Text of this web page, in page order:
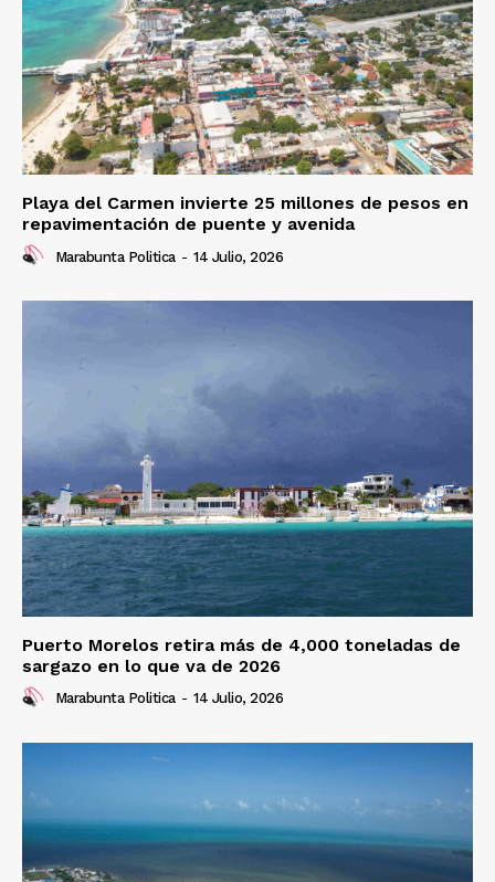
Playa del Carmen invierte 25 millones de pesos en
repavimentación de puente y avenida
Marabunta Politica - 14 Julio, 2026
Puerto Morelos retira más de 4,000 toneladas de
sargazo en lo que va de 2026
Marabunta Politica - 14 Julio, 2026